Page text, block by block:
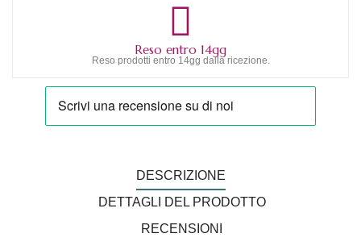
Reso entro 14gg
Reso prodotti entro 14gg dalla ricezione.
DESCRIZIONE
DETTAGLI DEL PRODOTTO
RECENSIONI